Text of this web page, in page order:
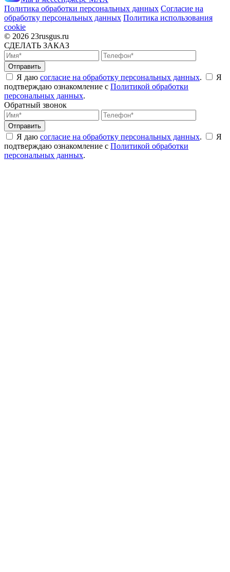
Политика обработки персональных данных Согласие на
обработку персональных данных Политика использования
cookie
© 2026 23rusgus.ru
СДЕЛАТЬ ЗАКАЗ
Я даю согласие на обработку персональных данных.
Я
подтверждаю ознакомление с Политикой обработки
персональных данных.
Обратный звонок
Я даю согласие на обработку персональных данных.
Я
подтверждаю ознакомление с Политикой обработки
персональных данных.